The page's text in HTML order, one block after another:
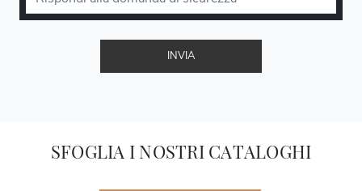
SFOGLIA I NOSTRI CATALOGHI
INVIA